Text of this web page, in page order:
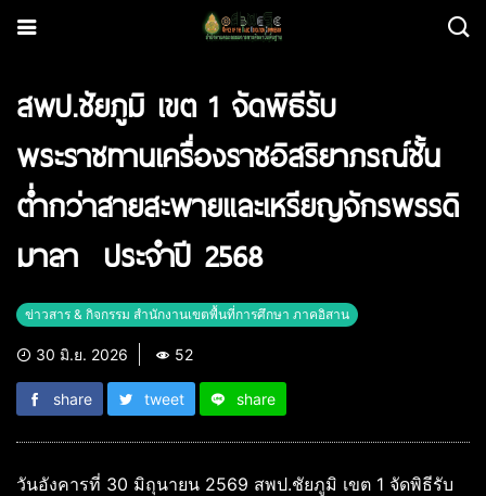
สพป.ชัยภูมิ เขต 1 จัดพิธีรับ
พระราชทานเครื่องราชอิสริยาภรณ์ชั้น
ต่ำกว่าสายสะพายและเหรียญจักรพรรดิ
มาลา ประจำปี 2568
ข่าวสาร & กิจกรรม สำนักงานเขตพื้นที่การศึกษา ภาคอิสาน
30 มิ.ย. 2026 52
share tweet share
วันอังคารที่ 30 มิถุนายน 2569 สพป.ชัยภูมิ เขต 1 จัดพิธีรับ